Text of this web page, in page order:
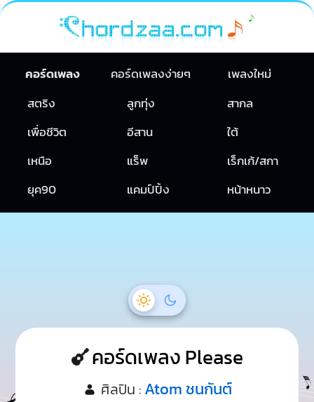
คอร์ดเพลง คอร์ดเพลงง่ายๆ
เพลงใหม่
สตริง
ลูกทุ่ง
สากล
เพื่อชีวิต
อีสาน
ใต้
เหนือ
แร็พ
เร็กเก้/สกา
ยุค90
แคมป์ปิ้ง หน้าหนาว
คอร์ดเพลง Please
ศิลปิน : Atom ชนกันต์